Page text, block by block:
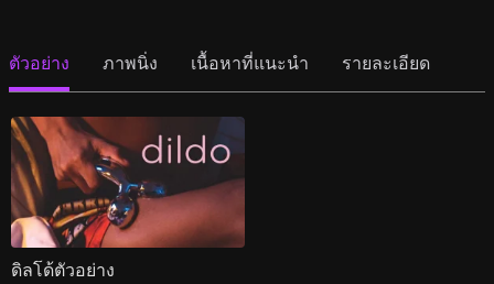
ตัวอย่าง ภาพนิ่ง เนื้อหาที่แนะนำ รายละเอียด
ดิลโด้ตัวอย่าง